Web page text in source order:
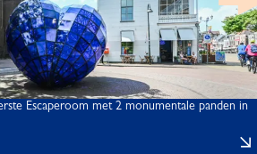
k
a
l
t
s
p
t
Escaperoom met 2 monumentale panden in